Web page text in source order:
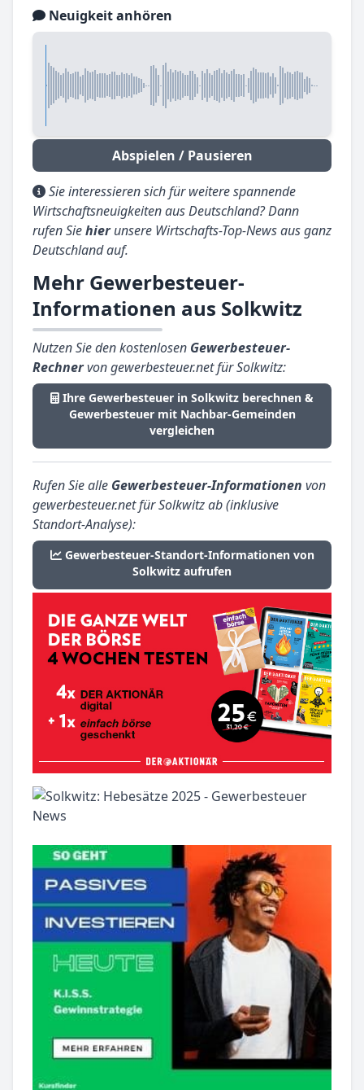
Neuigkeit anhören
Abspielen / Pausieren
Sie interessieren sich für weitere spannende
Wirtschaftsneuigkeiten aus Deutschland? Dann
rufen Siehierunsere Wirtschafts-Top-News aus ganz
Deutschland auf.
Mehr Gewerbesteuer-
Informationen aus Solkwitz
Nutzen Sie den kostenlosen Gewerbesteuer-
Rechnervon gewerbesteuer.net für Solkwitz:
Ihre Gewerbesteuer in Solkwitz berechnen &
Gewerbesteuer mit Nachbar-Gemeinden
vergleichen
Rufen Sie alle Gewerbesteuer-Informationen von
gewerbesteuer.net für Solkwitz ab (inklusive
Standort-Analyse):
Gewerbesteuer-Standort-Informationen von
Solkwitz aufrufen